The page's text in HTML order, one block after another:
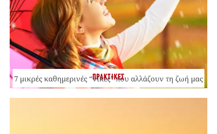
ΠΡΑΚΤΙΚΕΣ
7 μικρές καθημερινές “νίκες” που αλλάζουν τη ζωή μας